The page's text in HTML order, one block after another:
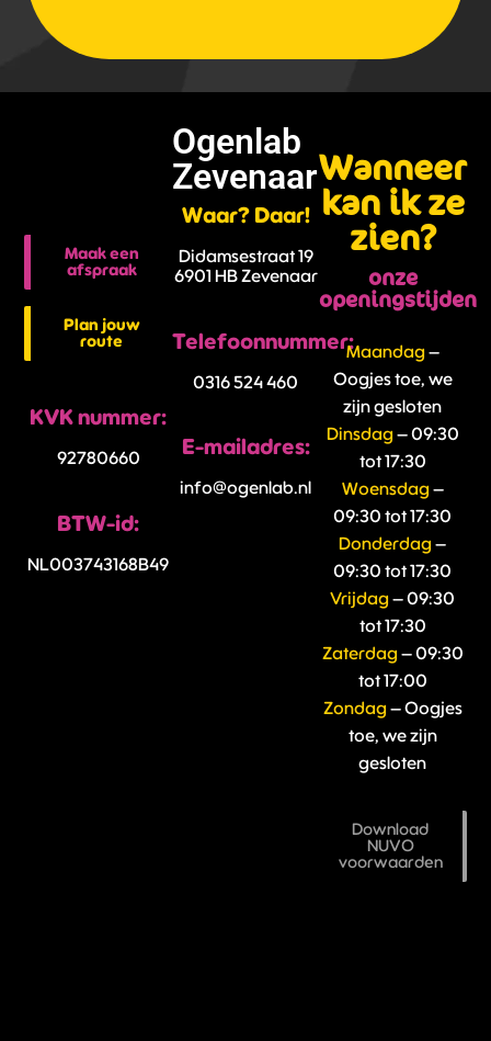
Ogenlab
Zevenaar
Waar? Daar!
Didamsestraat 19
6901 HB Zevenaar
Telefoonnummer:
0316 524 460
E-mailadres:
info@ogenlab.nl
Maak een
afspraak
Plan jouw
route
KVK nummer:
92780660
BTW-id:
NL003743168B49
Wanneer
kan ik ze
zien?
onze
openingstijden
Maandag –
Oogjes toe, we
zijn gesloten
Dinsdag – 09:30
tot 17:30
Woensdag –
09:30 tot 17:30
Donderdag–
09:30 tot 17:30
Vrijdag– 09:30
tot 17:30
Zaterdag – 09:30
tot 17:00
Zondag – Oogjes
toe, we zijn
gesloten
Download
NUVO
voorwaarden